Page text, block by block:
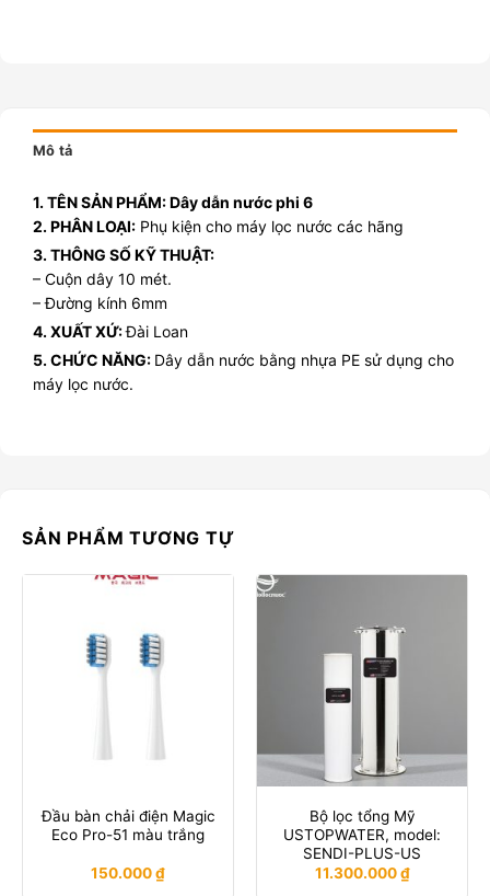
Mô tả
1. TÊN SẢN PHẨM: Dây dẫn nước phi 6
2. PHÂN LOẠI: Phụ kiện cho máy lọc nước các hãng
3. THÔNG SỐ KỸ THUẬT:
– Cuộn dây 10 mét.
– Đường kính 6mm
4. XUẤT XỨ:Đài Loan
5. CHỨC NĂNG: Dây dẫn nước bằng nhựa PE sử dụng cho
máy lọc nước.
SẢN PHẨM TƯƠNG TỰ
Đầu bàn chải điện Magic
Eco Pro-51 màu trắng
150.000₫
Bộ lọc tổng Mỹ
USTOPWATER, model:
SENDI-PLUS-US
11.300.000₫